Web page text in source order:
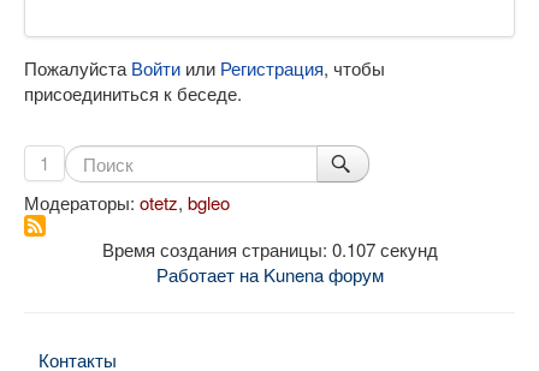
Пожалуйста Войти или Регистрация, чтобы
присоединиться к беседе.
1
Модераторы: otetz, bgleo
Время создания страницы: 0.107 секунд
Работает на Kunena форум
Контакты